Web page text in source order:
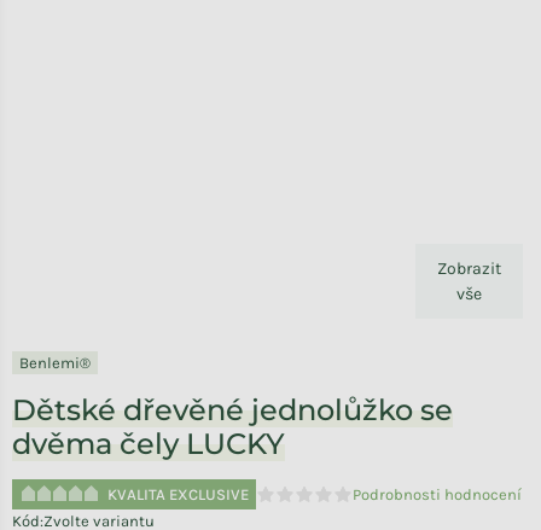
Zobrazit
vše
Benlemi®
Dětské dřevěné jednolůžko se
dvěma čely LUCKY
KVALITA EXCLUSIVE
Průměrné hodnocení produktu
Podrobnosti hodnocení
Kód:Zvolte variantu